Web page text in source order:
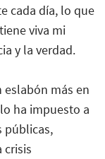
cada día, lo que
viva mi
y la verdad.
eslabón más en
ha impuesto a
públicas,
crisis